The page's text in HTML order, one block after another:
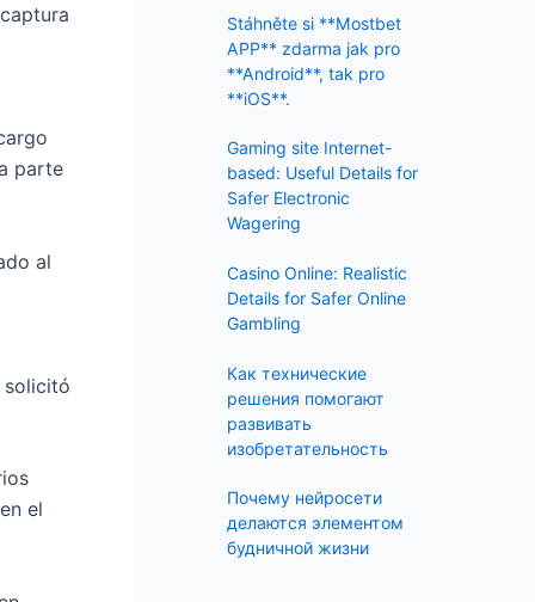
parte
al
solicitó
el
h
f
o
r
:
Stáhněte si **Mostbet
APP** zdarma jak pro
**Android**, tak pro
**iOS**.
Gaming site Internet-
based: Useful Details for
Safer Electronic
Wagering
Casino Online: Realistic
Details for Safer Online
Gambling
Как технические
решения помогают
развивать
изобретательность
Почему нейросети
делаются элементом
будничной жизни